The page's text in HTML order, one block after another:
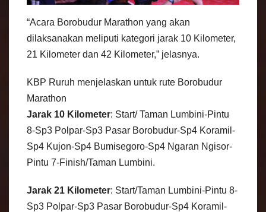
“Acara Borobudur Marathon yang akan
dilaksanakan meliputi kategori jarak 10 Kilometer,
21 Kilometer dan 42 Kilometer,” jelasnya.
KBP Ruruh menjelaskan untuk rute Borobudur
Marathon
Jarak 10 Kilometer: Start/ Taman Lumbini-Pintu
8-Sp3 Polpar-Sp3 Pasar Borobudur-Sp4 Koramil-
Sp4 Kujon-Sp4 Bumisegoro-Sp4 Ngaran Ngisor-
Pintu 7-Finish/Taman Lumbini.
Jarak 21 Kilometer: Start/Taman Lumbini-Pintu 8-
Sp3 Polpar-Sp3 Pasar Borobudur-Sp4 Koramil-